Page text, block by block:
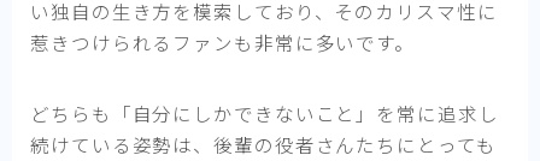
い独自の生き方を模索しており、そのカリスマ性に
惹きつけられるファンも非常に多いです。
どちらも「自分にしかできないこと」を常に追求し
続けている姿勢は、後輩の役者さんたちにとっても